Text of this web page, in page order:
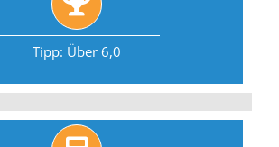
Tipp: Über 6,0